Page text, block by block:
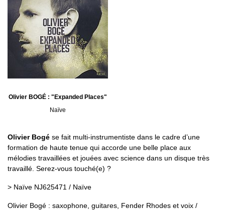
Olivier BOGÉ : "Expanded Places"
Naïve
Olivier Bogé se fait multi-instrumentiste dans le cadre d’une
formation de haute tenue qui accorde une belle place aux
mélodies travaillées et jouées avec science dans un disque très
travaillé. Serez-vous touché(e) ?
> Naïve NJ625471 / Naïve
Olivier Bogé : saxophone, guitares, Fender Rhodes et voix /